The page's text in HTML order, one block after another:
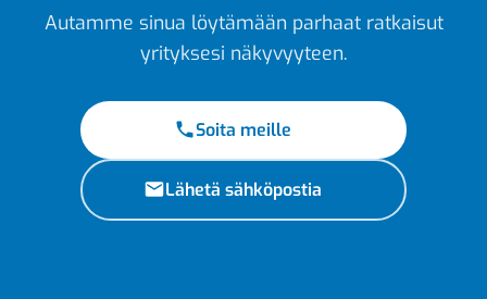
Autamme sinua löytämään parhaat ratkaisut
yrityksesi näkyvyyteen.
Soita meille
Lähetä sähköpostia